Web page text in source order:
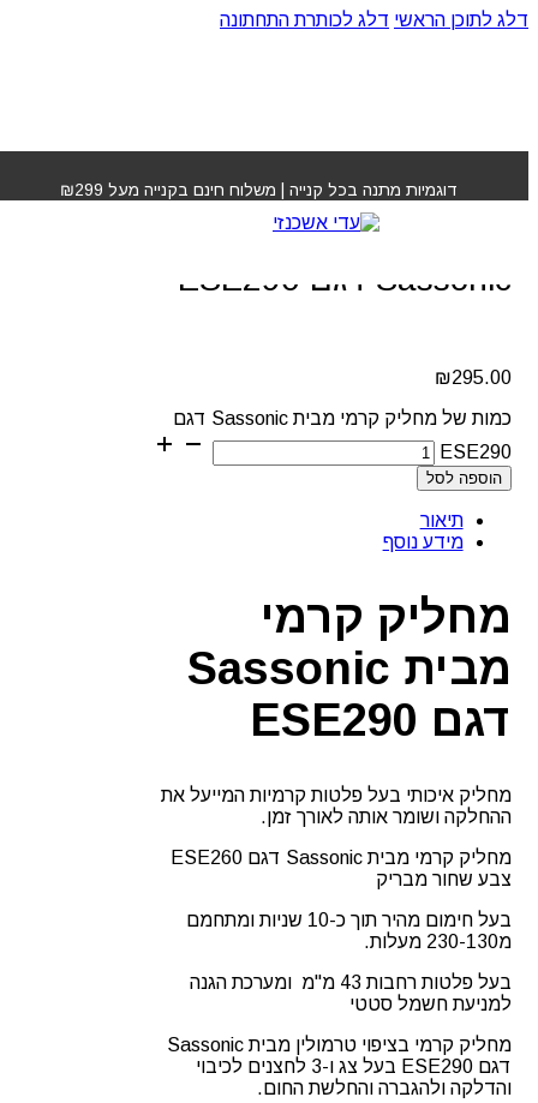
דלג לתוכן הראשי דלג לכותרת התחתונה
דוגמיות מתנה בכל קנייה | משלוח חינם בקנייה מעל ₪299ESE290
מחליק קרמי מבית
Sassonic דגם ESE290
₪295.00
כמות של מחליק קרמי מבית Sassonic דגם
ESE290
הוספה לסל
תיאור
מידע נוסף
מחליק קרמי
מבית Sassonic
דגם ESE290
מחליק איכותי בעל פלטות קרמיות המייעל את
ההחלקה ושומר אותה לאורך זמן.
מחליק קרמי מבית Sassonic דגם ESE260
צבע שחור מבריק
בעל חימום מהיר תוך כ-10 שניות ומתחמם
מ230-130 מעלות.
בעל פלטות רחבות 43 מ"מ ומערכת הגנה
למניעת חשמל סטטי
מחליק קרמי בציפוי טרמולין מבית Sassonic
דגם ESE290 בעל צג ו-3 לחצנים לכיבוי
והדלקה ולהגברה והחלשת החום.